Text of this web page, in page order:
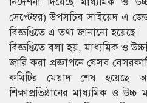
সেপ্টেম্বর) উপসচিব সাইয়েদ এ
বিজ্ঞপ্তিতে এ তথ্য জানানো হয়েছে।
বিজ্ঞপ্তিতে বলা হয়, মাধ্যমিক ও
জারি করা প্রজ্ঞাপনে যেসব
কমিটির মেয়াদ শেষ হয়েছে
শিক্ষাপ্রতিষ্ঠানের মাধ্যমিক ও